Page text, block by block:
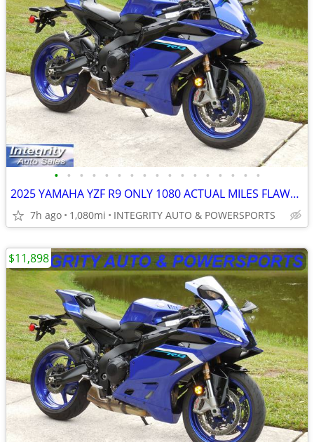
• • • • • • • • • • • • • • • • •
2025 YAMAHA YZF R9 ONLY 1080 ACTUAL MILES FLAWLESS BIKE NO BS FEES!!!!
7h ago 1,080mi INTEGRITY AUTO & POWERSPORTS
$11,898